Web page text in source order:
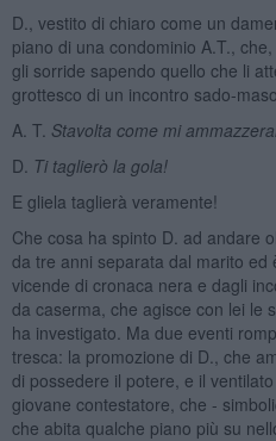
D., vestito di chiaro come un
piano di una condominio A.T.,
gli sorride sapendo quello che li
grottesco di un incontro sado-
A. T. Stavolta come mi
D. Ti taglierò la gola!
E gliela taglierà veramente!
Che cosa ha spinto D. ad andare
da tre anni separata dal marito ed
vicende di cronaca nera e dagli
da caserma, che agisce con lei le
ha investigato. Ma due eventi
tresca: la promozione di D., che
di possedere il potere, e il
giovane contestatore, che -
che abita qualche piano più su